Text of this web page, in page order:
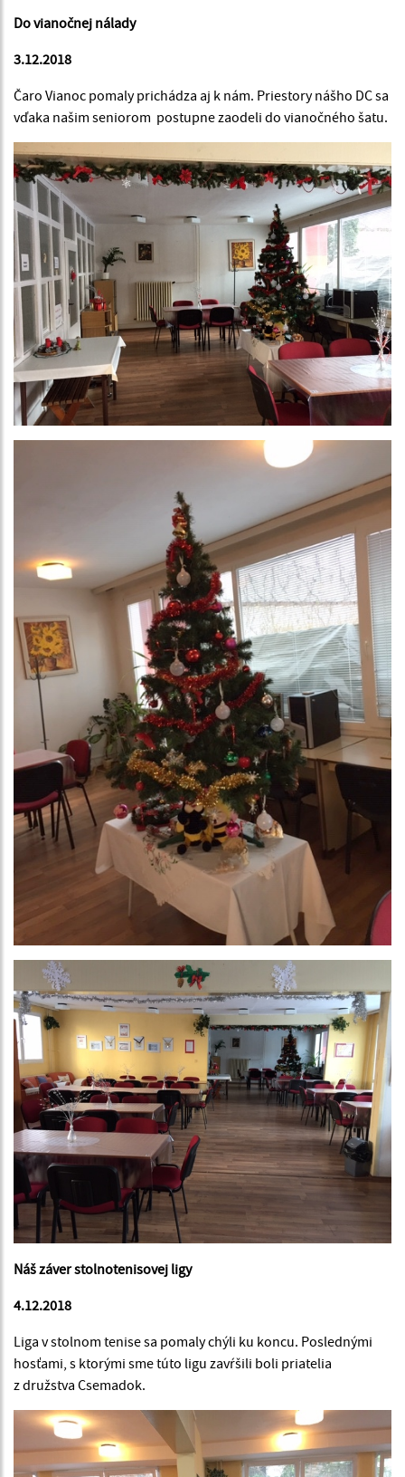
Do vianočnej nálady
3.12.2018
Čaro Vianoc pomaly prichádza aj k nám. Priestory nášho DC sa
vďaka našim seniorom postupne zaodeli do vianočného šatu.
Náš záver stolnotenisovej ligy
4.12.2018
Liga v stolnom tenise sa pomaly chýli ku koncu. Poslednými
hosťami, s ktorými sme túto ligu zavŕšili boli priatelia
z družstva Csemadok.